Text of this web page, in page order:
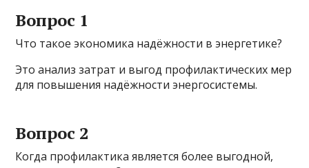
Вопрос 1
Что такое экономика надёжности в энергетике?
Это анализ затрат и выгод профилактических мер
для повышения надёжности энергосистемы.
Вопрос 2
Когда профилактика является более выгодной,